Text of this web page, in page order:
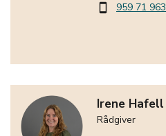
smartphone 959 71 963
Irene Hafell
Rådgiver